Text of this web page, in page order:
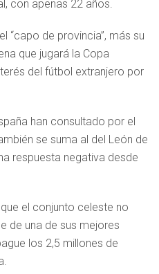
con apenas 22 años.
“capo de provincia”, más su
que jugará la Copa
del fútbol extranjero por
han consultado por el
se suma al del León de
respuesta negativa desde
el conjunto celeste no
de una de sus mejores
los 2,5 millones de